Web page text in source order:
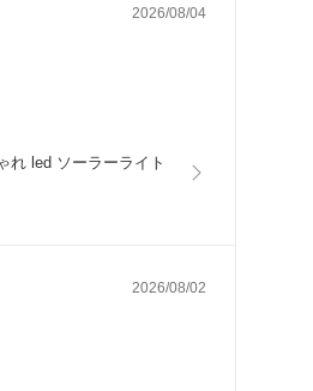
2026/08/04
れ led ソーラーライト
2026/08/02